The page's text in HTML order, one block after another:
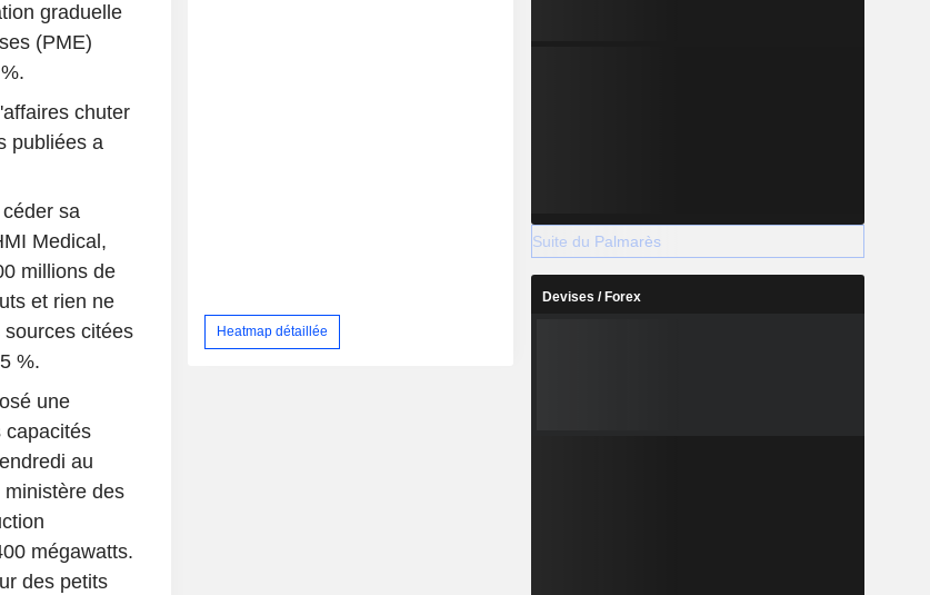
graduelle
(PME)
chuter
publiées a
sa
Medical,
millions de
et rien ne
citées
%.
une
capacités
au
des
mégawatts.
des petits
Heatmap détaillée
Suite du Palmarès
Devises / Forex